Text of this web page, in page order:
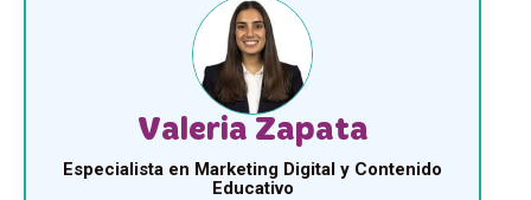
Valeria Zapata
Especialista en Marketing Digital y Contenido
Educativo